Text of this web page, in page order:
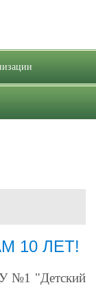
10 ЛЕТ!
№1 "Детский